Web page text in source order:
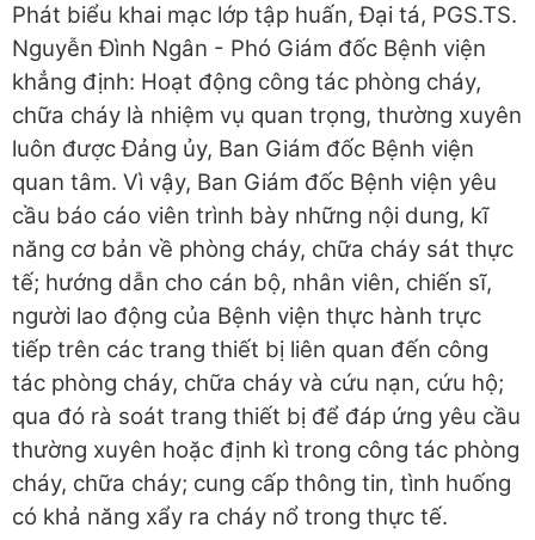
Phát biểu khai mạc lớp tập huấn, Đại tá, PGS.TS.
Nguyễn Đình Ngân - Phó Giám đốc Bệnh viện
khẳng định: Hoạt động công tác phòng cháy,
chữa cháy là nhiệm vụ quan trọng, thường xuyên
luôn được Đảng ủy, Ban Giám đốc Bệnh viện
quan tâm. Vì vậy, Ban Giám đốc Bệnh viện yêu
cầu báo cáo viên trình bày những nội dung, kĩ
năng cơ bản về phòng cháy, chữa cháy sát thực
tế; hướng dẫn cho cán bộ, nhân viên, chiến sĩ,
người lao động của Bệnh viện thực hành trực
tiếp trên các trang thiết bị liên quan đến công
tác phòng cháy, chữa cháy và cứu nạn, cứu hộ;
qua đó rà soát trang thiết bị để đáp ứng yêu cầu
thường xuyên hoặc định kì trong công tác phòng
cháy, chữa cháy; cung cấp thông tin, tình huống
có khả năng xẩy ra cháy nổ trong thực tế.